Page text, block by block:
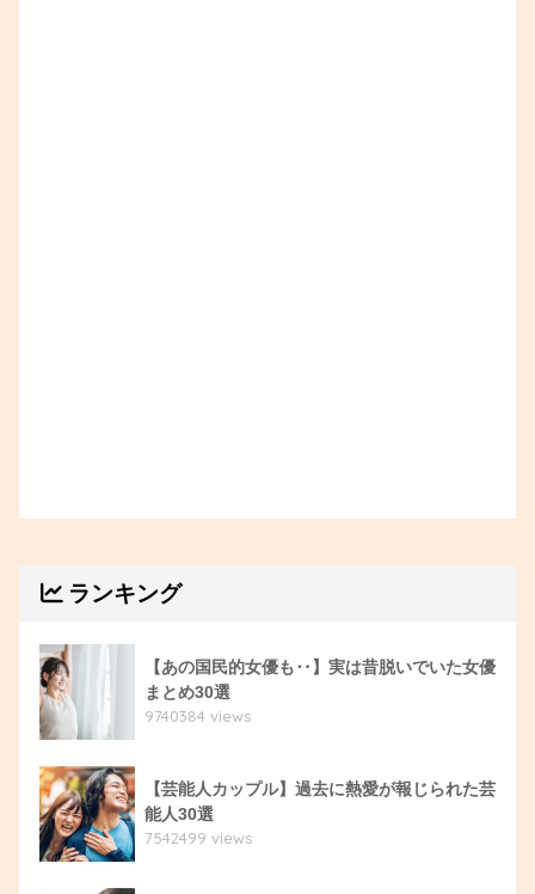
ランキング
【あの国民的女優も‥】実は昔脱いでいた女優
まとめ30選
9740384 views
【芸能人カップル】過去に熱愛が報じられた芸
能人30選
7542499 views